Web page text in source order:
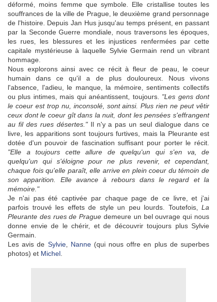
déformé, moins femme que symbole. Elle cristallise toutes les
souffrances de la ville de Prague, le deuxième grand personnage
de l'histoire. Depuis Jan Hus jusqu'au temps présent, en passant
par la Seconde Guerre mondiale, nous traversons les époques,
les rues, les blessures et les injustices renfermées par cette
capitale mystérieuse à laquelle Sylvie Germain rend un vibrant
hommage.
Nous explorons ainsi avec ce récit à fleur de peau, le coeur
humain dans ce qu'il a de plus douloureux. Nous vivons
l'absence, l'adieu, le manque, la mémoire, sentiments collectifs
ou plus intimes, mais qui anéantissent, toujours. "Les gens dont
le coeur est trop nu, inconsolé, sont ainsi. Plus rien ne peut vêtir
ceux dont le coeur gît dans la nuit, dont les pensées s'effrangent
au fil des rues désertes."Il n'y a pas un seul dialogue dans ce
livre, les apparitions sont toujours furtives, mais la Pleurante est
dotée d'un pouvoir de fascination suffisant pour porter le récit.
"Elle a toujours cette allure de quelqu'un qui s'en va, de
quelqu'un qui s'éloigne pour ne plus revenir, et cependant,
chaque fois qu'elle paraît, elle arrive en plein coeur du témoin de
son apparition. Elle avance à rebours dans le regard et la
mémoire."
Je n'ai pas été captivée par chaque page de ce livre, et j'ai
parfois trouvé les effets de style un peu lourds. Toutefois, La
Pleurante des rues de Prague demeure un bel ouvrage qui nous
donne envie de le chérir, et de découvrir toujours plus Sylvie
Germain.
Les avis de Sylvie, Nanne(qui nous offre en plus de superbes
photos) et Michel